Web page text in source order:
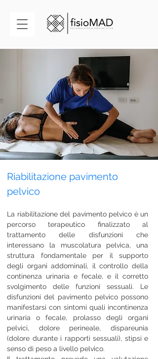
Riabilitazione pavimento
pelvico
La riabilitazione del pavimento pelvico è un
percorso terapeutico finalizzato al
trattamento delle disfunzioni che
interessano la muscolatura pelvica, una
struttura fondamentale per il supporto
degli organi addominali, il controllo della
continenza urinaria e fecale, e il corretto
svolgimento delle funzioni sessuali. Le
disfunzioni del pavimento pelvico possono
manifestarsi con sintomi quali incontinenza
urinaria o fecale, prolasso degli organi
pelvici, dolore perineale, dispareunia
(dolore durante i rapporti sessuali), stipsi e
senso di peso a livello pelvico.